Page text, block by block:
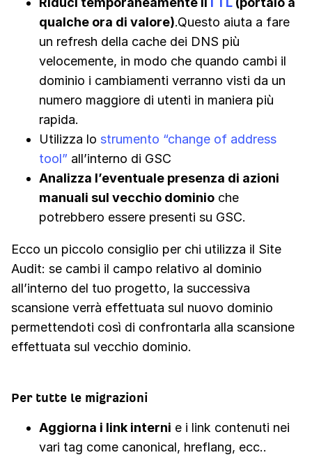
qualche ora di valore).Questo aiuta a fare
un refresh della cache dei DNS più
velocemente, in modo che quando cambi il
dominio i cambiamenti verranno visti da un
numero maggiore di utenti in maniera più
rapida.
Utilizza lo strumento “change of address
tool” all’interno di GSC
Analizza l’eventuale presenza di azioni
manuali sul vecchio dominio che
potrebbero essere presenti su GSC.
Ecco un piccolo consiglio per chi utilizza il Site
Audit: se cambi il campo relativo al dominio
all’interno del tuo progetto, la successiva
scansione verrà effettuata sul nuovo dominio
permettendoti così di confrontarla alla scansione
effettuata sul vecchio dominio.
Per tutte le migrazioni
Aggiorna i link interni e i link contenuti nei
vari tag come canonical, hreflang, ecc..